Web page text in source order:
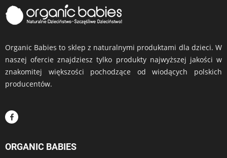
Organic Babies to sklep z naturalnymi produktami dla dzieci. W
naszej ofercie znajdziesz tylko produkty najwyższej jakości w
znakomitej większości pochodzące od wiodących polskich
producentów.
ORGANIC BABIES